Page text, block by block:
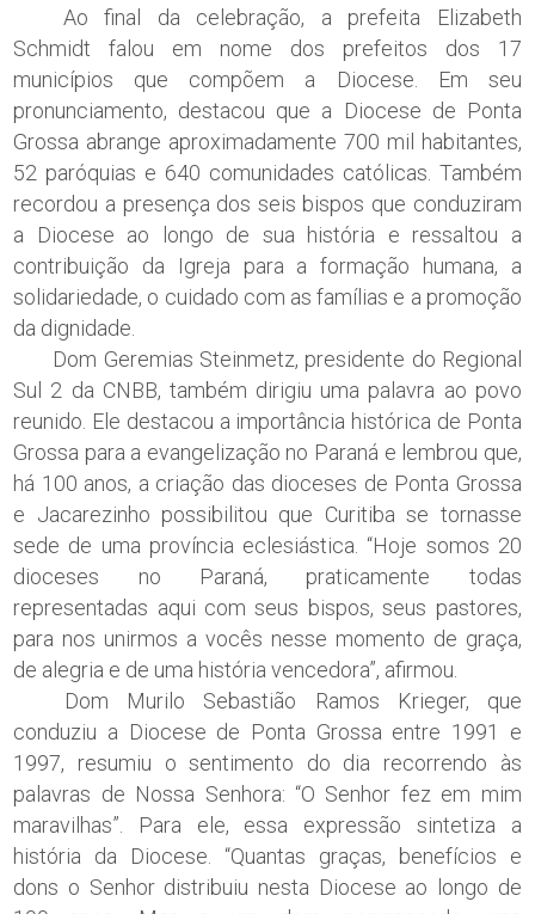
Ao final da celebração, a prefeita Elizabeth
Schmidt falou em nome dos prefeitos dos 17
municípios que compõem a Diocese. Em seu
pronunciamento, destacou que a Diocese de Ponta
Grossa abrange aproximadamente 700 mil habitantes,
52 paróquias e 640 comunidades católicas. Também
recordou a presença dos seis bispos que conduziram
a Diocese ao longo de sua história e ressaltou a
contribuição da Igreja para a formação humana, a
solidariedade, o cuidado com as famílias e a promoção
da dignidade.
Dom Geremias Steinmetz, presidente do Regional
Sul 2 da CNBB, também dirigiu uma palavra ao povo
reunido. Ele destacou a importância histórica de Ponta
Grossa para a evangelização no Paraná e lembrou que,
há 100 anos, a criação das dioceses de Ponta Grossa
e Jacarezinho possibilitou que Curitiba se tornasse
sede de uma província eclesiástica. “Hoje somos 20
dioceses no Paraná, praticamente todas
representadas aqui com seus bispos, seus pastores,
para nos unirmos a vocês nesse momento de graça,
de alegria e de uma história vencedora”, afirmou.
Dom Murilo Sebastião Ramos Krieger, que
conduziu a Diocese de Ponta Grossa entre 1991 e
1997, resumiu o sentimento do dia recorrendo às
palavras de Nossa Senhora: “O Senhor fez em mim
maravilhas”. Para ele, essa expressão sintetiza a
história da Diocese. “Quantas graças, benefícios e
dons o Senhor distribuiu nesta Diocese ao longo de